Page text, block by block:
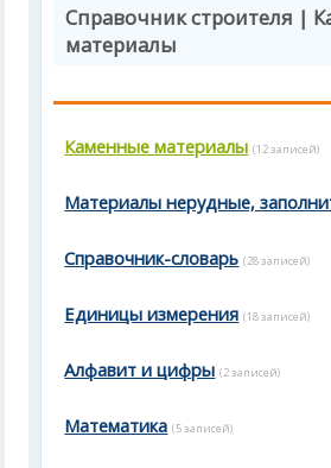
Справочник строителя |
материалы
Каменные материалы (12 записей)
Материалы нерудные,
Справочник-словарь (28 записей)
Единицы измерения (18 записей)
Алфавит и цифры (2 записей)
Математика (5 записей)